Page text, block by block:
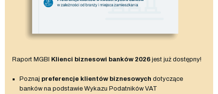
Raport MGBI Klienci biznesowi banków 2026 jest już dostępny!
Poznaj preferencje klientów biznesowych dotyczące
banków na podstawie Wykazu Podatników VAT